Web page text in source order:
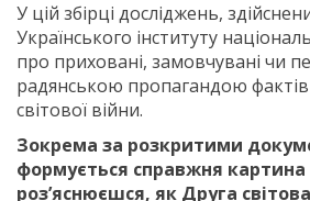
У цій збірці досліджень,
Українського інституту
про приховані, замовчувані чи
радянською пропагандою фактів
світової війни.
Зокрема за розкритими
формується справжня картина
роз’яснюєшся, як Друга